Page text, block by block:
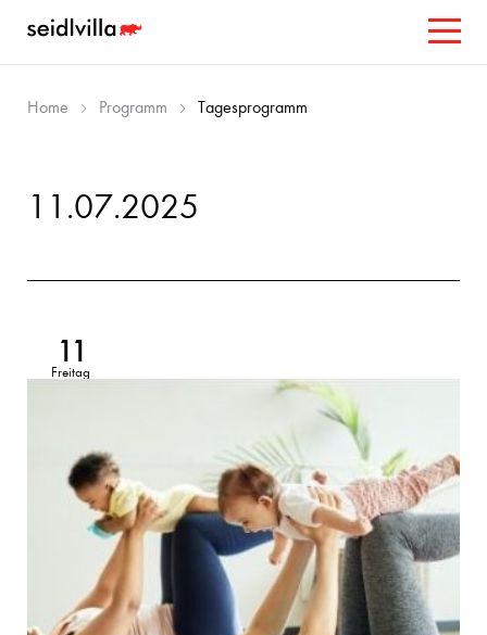
Home Programm Tagesprogramm
11.07.2025
11
Freitag